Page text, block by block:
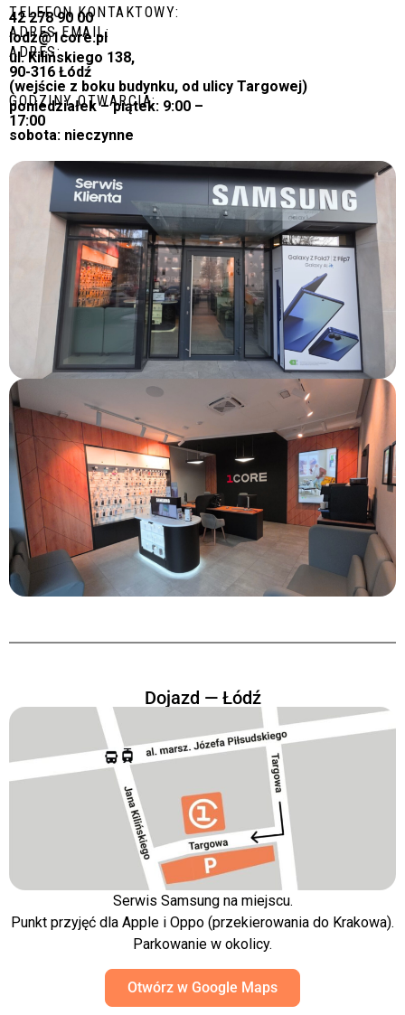
TELEFON KONTAKTOWY:
42 278 90 00
ADRES EMAIL:
lodz@1core.pl
ADRES:
ul. Kilińskiego 138,
90-316 Łódź
(wejście z boku budynku, od ulicy Targowej)
GODZINY OTWARCIA:
poniedziałek – piątek: 9:00 –
17:00
sobota: nieczynne
Dojazd — Łódź
Serwis Samsung na miejscu.
Punkt przyjęć dla Apple i Oppo (przekierowania do Krakowa).
Parkowanie w okolicy.
Otwórz w Google Maps